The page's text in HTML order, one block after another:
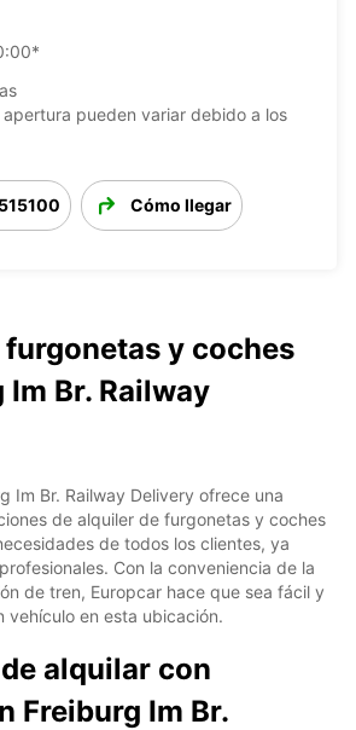
apertura pueden variar debido a los
Cómo llegar
y coches
Im Br. Railway
Im Br. Railway Delivery ofrece una
de alquiler de furgonetas y coches
de todos los clientes, ya
Con la conveniencia de la
de tren, Europcar hace que sea fácil y
vehículo en esta ubicación.
alquilar con
Freiburg Im Br.